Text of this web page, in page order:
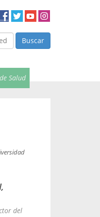
Buscar
Salud
del